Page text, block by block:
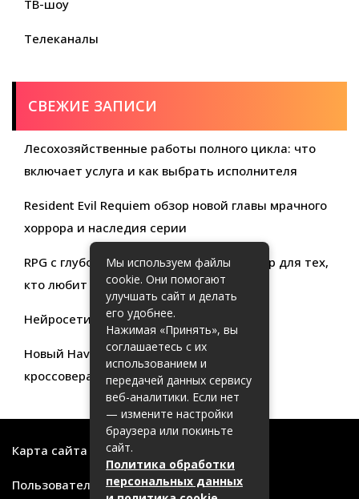
ТВ-шоу
Телеканалы
СВЕЖИЕ ЗАПИСИ
Лесохозяйственные работы полного цикла: что
включает услуга и как выбрать исполнителя
Resident Evil Requiem обзор новой главы мрачного
хоррора и наследия серии
RPG с глубокой кастомизацией обзор игр для тех,
кто любит свободу выбора
Нейросети для продуктивности
Новый Haval Jolion: обзор современного
кроссовера для активной жизни
Карта сайта
Пользовательское соглашение
Мы используем файлы
cookie. Они помогают
улучшать сайт и делать
его удобнее.
Нажимая «Принять», вы
соглашаетесь с их
использованием и
передачей данных сервису
веб-аналитики. Если нет
— измените настройки
браузера или покиньте
сайт.
Политика обработки
персональных данных